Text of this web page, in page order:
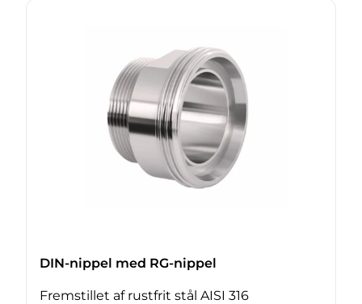
DIN-nippel med RG-nippel
Fremstillet af rustfrit stål AISI 316